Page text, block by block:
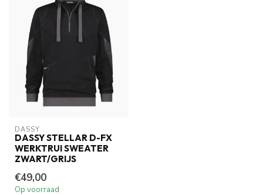
DASSY
DASSY STELLAR D-FX
WERKTRUI SWEATER
ZWART/GRIJS
€49,00
Op voorraad